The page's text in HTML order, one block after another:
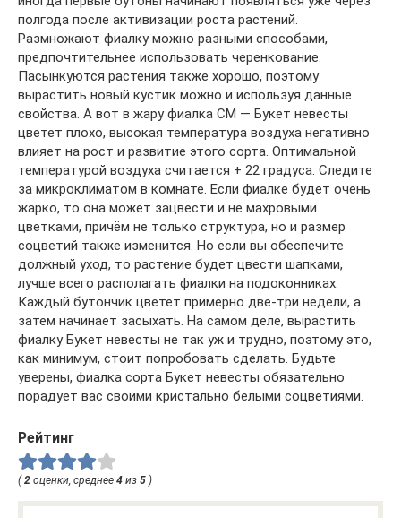
полгода после активизации роста растений.
Размножают фиалку можно разными способами,
предпочтительнее использовать черенкование.
Пасынкуются растения также хорошо, поэтому
вырастить новый кустик можно и используя данные
свойства. А вот в жару фиалка СМ — Букет невесты
цветет плохо, высокая температура воздуха негативно
влияет на рост и развитие этого сорта. Оптимальной
температурой воздуха считается + 22 градуса. Следите
за микроклиматом в комнате. Если фиалке будет очень
жарко, то она может зацвести и не махровыми
цветками, причём не только структура, но и размер
соцветий также изменится. Но если вы обеспечите
должный уход, то растение будет цвести шапками,
лучше всего располагать фиалки на подоконниках.
Каждый бутончик цветет примерно две-три недели, а
затем начинает засыхать. На самом деле, вырастить
фиалку Букет невесты не так уж и трудно, поэтому это,
как минимум, стоит попробовать сделать. Будьте
уверены, фиалка сорта Букет невесты обязательно
порадует вас своими кристально белыми соцветиями.
Рейтинг
(2 оценки, среднее 4 из 5 )